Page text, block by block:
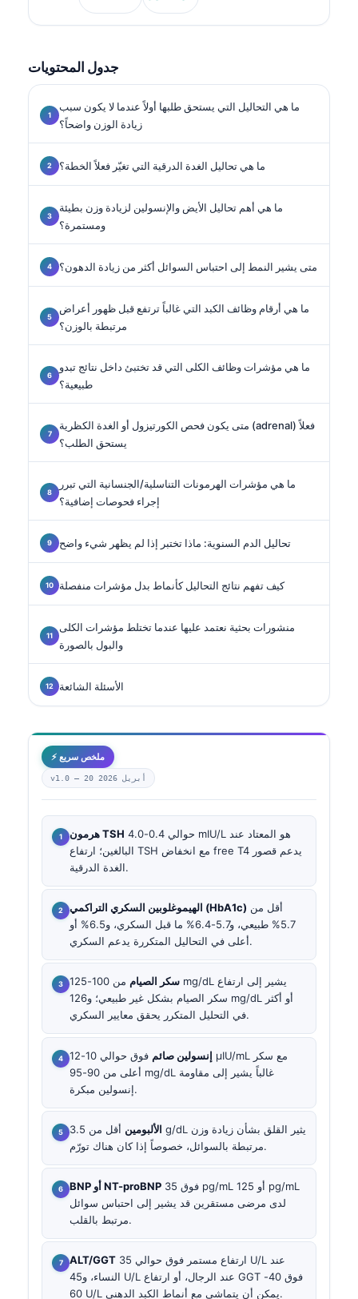
جدول المحتويات
ما هي التحاليل التي يستحق طلبها أولاً عندما لا يكون سبب
زيادة الوزن واضحاً؟
ما هي تحاليل الغدة الدرقية التي تغيّر فعلاً الخطة؟
ما هي أهم تحاليل الأيض والإنسولين لزيادة وزن بطيئة
ومستمرة؟
متى يشير النمط إلى احتباس السوائل أكثر من زيادة الدهون؟
ما هي أرقام وظائف الكبد التي غالباً ترتفع قبل ظهور أعراض
مرتبطة بالوزن؟
ما هي مؤشرات وظائف الكلى التي قد تختبئ داخل نتائج تبدو
طبيعية؟
متى يكون فحص الكورتيزول أو الغدة الكظرية (adrenal) فعلاً
يستحق الطلب؟
ما هي مؤشرات الهرمونات التناسلية/الجنسانية التي تبرر
إجراء فحوصات إضافية؟
تحاليل الدم السنوية: ماذا تختبر إذا لم يظهر شيء واضح
كيف تفهم نتائج التحاليل كأنماط بدل مؤشرات منفصلة
منشورات بحثية نعتمد عليها عندما تختلط مؤشرات الكلى
والبول بالصورة
الأسئلة الشائعة
⚡ ملخص سريع
v1.0 — 20 أبريل 2026
هرمون TSH
البالغين؛ ارتفاع TSH مع انخفاض free T4 يدعم قصور
الغدة الدرقية.
الهيموغلوبين السكري التراكمي (HbA1c)
5.7% طبيعي، و5.7-6.4% ما قبل السكري، و6.5% أو
أعلى في التحاليل المتكررة يدعم السكري.
سكر الصيام
من 100-125 mg/dL يشير إلى ارتفاع
سكر الصيام بشكل غير طبيعي؛ و126 mg/dL أو أكثر
في التحليل المتكرر يحقق معايير السكري.
إنسولين صائم
فوق حوالي 10-12 µIU/mL مع سكر
أعلى من 90-95 mg/dL غالباً يشير إلى مقاومة
إنسولين مبكرة.
الألبومين
أقل من 3.5 g/dL يثير القلق بشأن زيادة وزن
مرتبطة بالسوائل، خصوصاً إذا كان هناك تورّم.
BNP أو NT-proBNP
لدى مرضى مستقرين قد يشير إلى احتباس سوائل
مرتبط بالقلب.
ALT/GGT
النساء، و45 U/L عند الرجال، أو ارتفاع GGT فوق 40-
60 U/L يمكن أن يتماشى مع أنماط الكبد الدهني.